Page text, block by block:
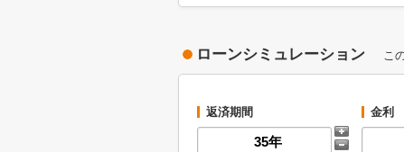
ローンシミュレーション こ
返済期間 金利